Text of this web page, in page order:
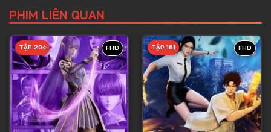
Tập 6
Tập 7
Tập 8
Tập 9
Tập 10
Tập 11
PHIM LIÊN QUAN
FHD
TẬP 204 FHD
TẬP 161